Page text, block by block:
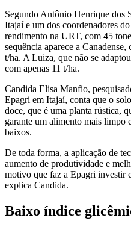
Segundo Antônio Henrique dos
Itajaí e um dos coordenadores
rendimento na URT, com 45
sequência aparece a
t/ha. A Luiza, que não se
com apenas 11 t/ha.
Candida Elisa Manfio,
Epagri em Itajaí, conta que o
doce, que é uma planta rústica,
garante um alimento mais limpo
baixos.
De toda forma, a aplicação de
aumento de produtividade e
motivo que faz a Epagri investir
explica Candida.
Baixo índice